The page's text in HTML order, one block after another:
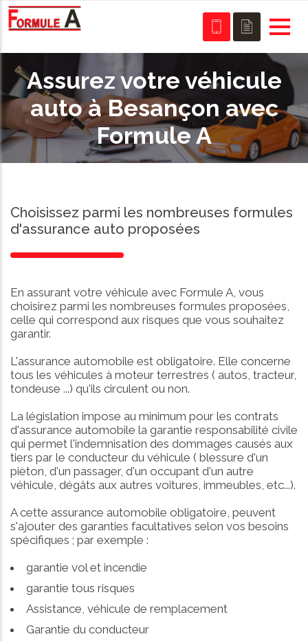
Assurez votre véhicule
auto à Besançon avec
Formule A
Choisissez parmi les nombreuses formules
d'assurance auto proposées
En assurant votre véhicule avec Formule A, vous
choisirez parmi les nombreuses formules proposées,
celle qui correspond aux risques que vous souhaitez
garantir.
L'assurance automobile est obligatoire. Elle concerne
tous les véhicules à moteur terrestres ( autos, tracteur,
tondeuse ...) qu'ils circulent ou non.
La législation impose au minimum pour les contrats
d'assurance automobile la garantie responsabilité civile
qui permet l'indemnisation des dommages causés aux
tiers par le conducteur du véhicule ( blessure d'un
pièton, d'un passager, d'un occupant d'un autre
véhicule, dégâts aux autres voitures, immeubles, etc...).
A cette assurance automobile obligatoire, peuvent
s'ajouter des garanties facultatives selon vos besoins
spécifiques ; par exemple :
garantie vol et incendie
garantie tous risques
Assistance, véhicule de remplacement
Garantie du conducteur